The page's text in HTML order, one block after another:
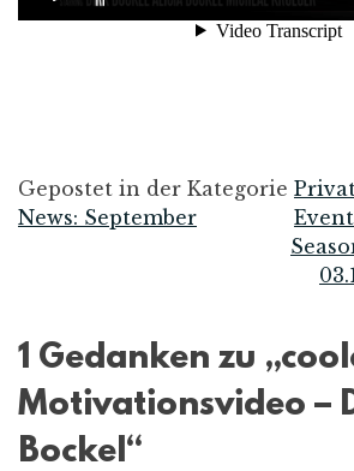
Gepostet in der Kategorie
News: September
1 Gedanken zu „
Motivationsvideo –
Bockel“